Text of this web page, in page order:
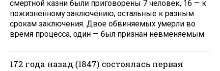
смертной казни были приговорены 7 человек, 16 — к
пожизненному заключению, остальные к разным
срокам заключения. Двое обвиняемых умерли во
время процесса, один — был признан невменяемым
172 года назад (1847) состоялась первая